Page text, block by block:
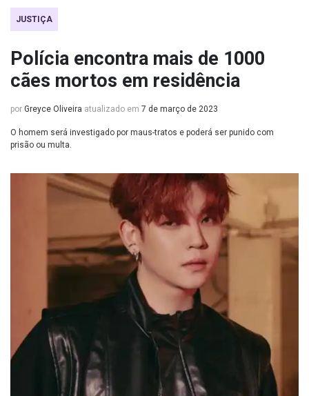
JUSTIÇA
Polícia encontra mais de 1000
cães mortos em residência
por Greyce Oliveira atualizado em 7 de março de 2023
O homem será investigado por maus-tratos e poderá ser punido com
prisão ou multa.